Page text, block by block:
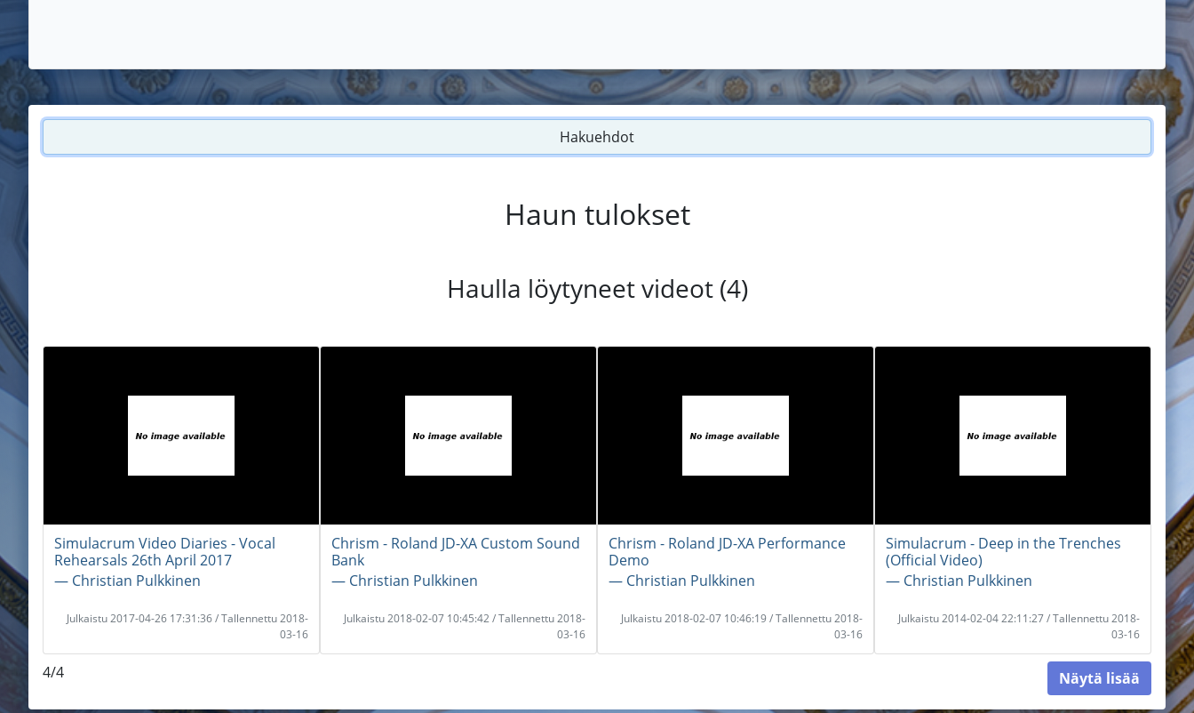
Hakuehdot
Haun tulokset
Haulla löytyneet videot (4)
Simulacrum Video Diaries - Vocal
Rehearsals 26th April 2017
― Christian Pulkkinen
Julkaistu 2017-04-26 17:31:36 / Tallennettu 2018-
03-16
Chrism - Roland JD-XA Custom Sound
Bank
― Christian Pulkkinen
Julkaistu 2018-02-07 10:45:42 / Tallennettu 2018-
03-16
Chrism - Roland JD-XA Performance
Demo
― Christian Pulkkinen
Julkaistu 2018-02-07 10:46:19 / Tallennettu 2018-
03-16
Simulacrum - Deep in the Trenches
(Official Video)
― Christian Pulkkinen
Julkaistu 2014-02-04 22:11:27 / Tallennettu 2018-
03-16
4/4 Näytä lisää